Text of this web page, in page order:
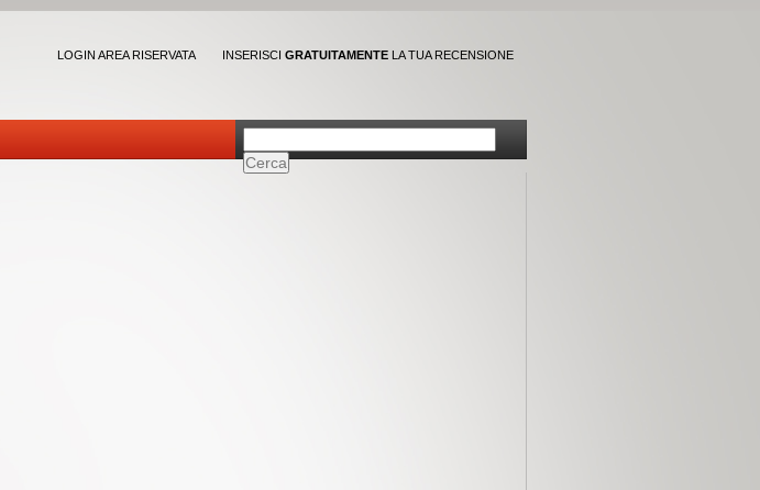
LOGIN AREA RISERVATA INSERISCI GRATUITAMENTELA TUA RECENSIONE